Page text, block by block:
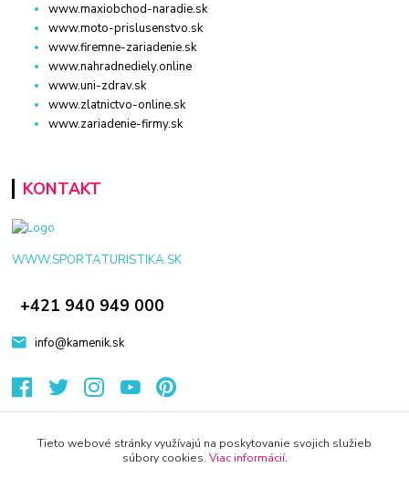
www.maxiobchod-naradie.sk
www.moto-prislusenstvo.sk
www.firemne-zariadenie.sk
www.nahradnediely.online
www.uni-zdrav.sk
www.zlatnictvo-online.sk
www.zariadenie-firmy.sk
KONTAKT
WWW.SPORTATURISTIKA.SK
+421 940 949 000
info@kamenik.sk
Tieto webové stránky využívajú na poskytovanie svojich služieb
súbory cookies. Viac informácií.